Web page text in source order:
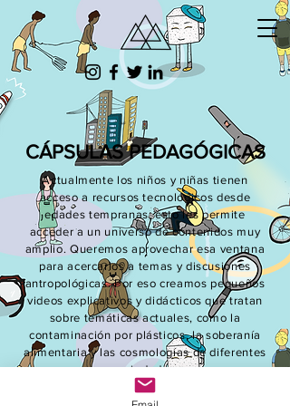
CÁPSULAS PEDAGÓGICAS
Actualmente los niños y niñas tienen
acceso a recursos tecnológicos desde
edades tempranas, esto les permite
acceder a un universo de contenidos muy
amplio. Queremos aprovechar esa ventana
para acercarlos a temas y discusiones
antropológicas. Por eso creamos pequeños
videos explicativos y didácticos que tratan
sobre temáticas actuales, como la
contaminación por plásticos, la soberanía
alimentaria y las cosmologías de diferentes
sociedades.